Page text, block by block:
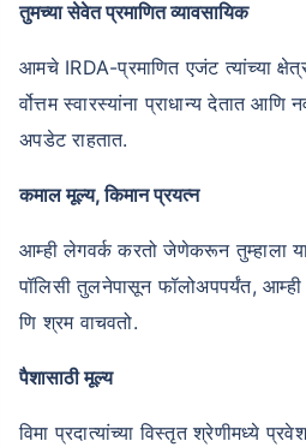
तुमच्या सेवेत प्रमाणित व्यावसायिक
आमचे IRDA-प्रमाणित एजंट त्यांच्या
र्वोत्तम स्वारस्यांना प्राधान्य देतात
अपडेट राहतात.
कमाल मूल्य, किमान प्रयत्न
आम्ही लेगवर्क करतो जेणेकरून तुम्हाला
पॉलिसी तुलनेपासून फॉलोअपपर्यंत,
णि श्रम वाचवतो.
पैशासाठी मूल्य
विमा प्रदात्यांच्या विस्तृत श्रेणीमध्ये